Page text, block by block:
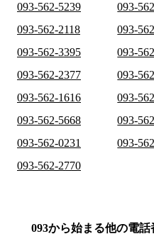
093-562-5239
093-
093-562-2118
093-
093-562-3395
093-
093-562-2377
093-
093-562-1616
093-
093-562-5668
093-
093-562-0231
093-
093-562-2770
093から始まる他の電話